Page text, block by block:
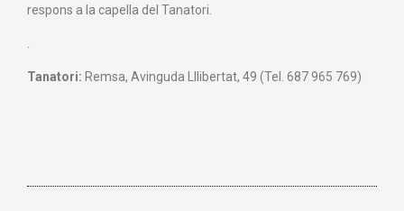
respons a la capella del Tanatori.
Tanatori: Remsa, Avinguda Lllibertat, 49 (Tel. 687 965 769)